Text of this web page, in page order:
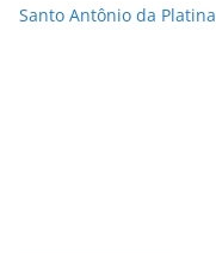
Santo Antônio da Platina